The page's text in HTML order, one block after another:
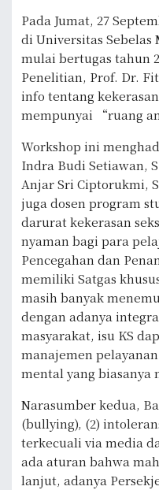
Pada Jumat, 27
di Universitas
mulai bertugas tahun
Penelitian, Prof. Dr.
info tentang
mempunyai “ruang
Workshop ini
Indra Budi Setiawan,
Anjar Sri Ciptorukmi,
juga dosen program
darurat kekerasan
nyaman bagi para
Pencegahan dan
memiliki Satgas
masih banyak
dengan adanya
masyarakat, isu KS
manajemen
mental yang biasanya
Narasumber kedua,
(bullying), (2)
terkecuali via media
ada aturan bahwa
lanjut, adanya